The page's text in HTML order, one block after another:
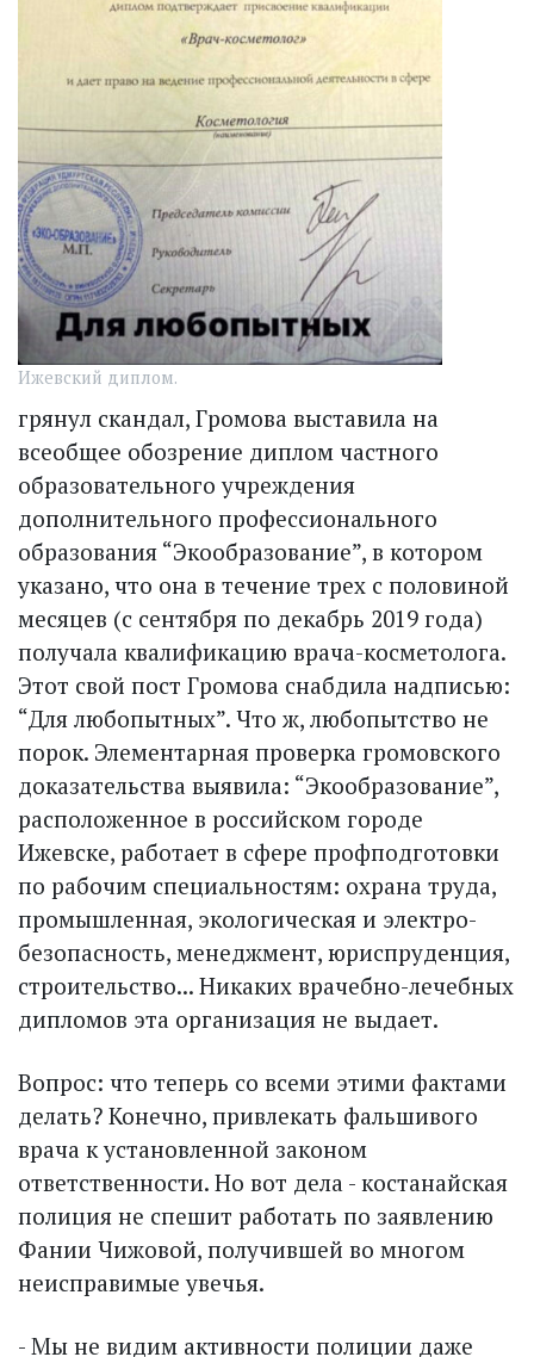
Ижевский диплом.
грянул скандал, Громова выставила на
всеобщее обозрение диплом частного
образовательного учреждения
дополнительного профессионального
образования “Экообразование”, в котором
указано, что она в течение трех с половиной
месяцев (с сентября по декабрь 2019 года)
получала квалификацию врача-косметолога.
Этот свой пост Громова снабдила надписью:
“Для любопытных”. Что ж, любопытство не
порок. Элементарная проверка громовского
доказательства выявила: “Экообразование”,
расположенное в российском городе
Ижевске, работает в сфере профподготовки
по рабочим специальностям: охрана труда,
промышленная, экологическая и электро­
безопасность, менеджмент, юриспруденция,
строительство... Никаких врачебно-лечебных
дипломов эта организация не выдает.
Вопрос: что теперь со всеми этими фактами
делать? Конечно, привлекать фальшивого
врача к установленной законом
ответственности. Но вот дела - костанайская
полиция не спешит работать по заявлению
Фании Чижовой, получившей во многом
неисправимые увечья.
- Мы не видим активности полиции даже